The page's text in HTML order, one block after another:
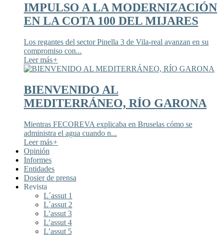
IMPULSO A LA MODERNIZACIÓN
EN LA COTA 100 DEL MIJARES
Los regantes del sector Pinella 3 de Vila-real avanzan en su
compromiso con...
Leer más+
BIENVENIDO AL
MEDITERRÁNEO, RÍO GARONA
Mientras FECOREVA explicaba en Bruselas cómo se
administra el agua cuando n...
Leer más+
Opinión
Informes
Entidades
Dosier de prensa
Revista
L´assut 1
L´assut 2
L’assut 3
L’assut 4
L’assut 5